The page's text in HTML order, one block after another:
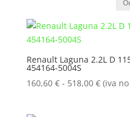
Renault Laguna 2.2L D
454164-5004S
160,60 € - 518,00 €Rango
(iva